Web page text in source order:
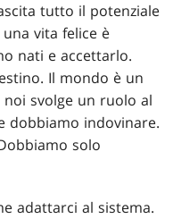
tutto il potenziale
vita felice è
nati e accettarlo.
Il mondo è un
svolge un ruolo al
dobbiamo indovinare.
solo
adattarci al sistema.